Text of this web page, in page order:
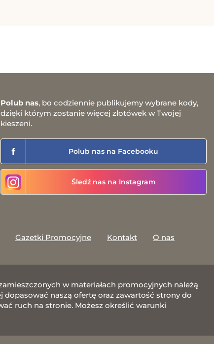
Polub nas, bo codziennie publikujemy wybrane kody,
dzięki którym zostanie więcej złotówek w Twojej
kieszeni.
Polub nas na Facebooku
Śledź nas na Instagram
Gazetki Promocyjne Kontakt
O nas
w materiałach promocyjnych należą
naszą ofertę oraz zawartość strony do
ruch na stronie. Możesz określić warunki